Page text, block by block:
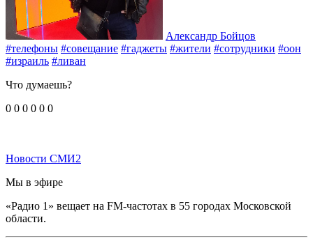
Александр Бойцов
#телефоны #совещание #гаджеты #жители #сотрудники #оон
#израиль #ливан
Что думаешь?
0 0 0 0 0 0
Новости СМИ2
Мы в эфире
«Радио 1» вещает на FM-частотах в 55 городах Московской
области.